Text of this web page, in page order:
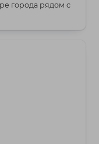
города рядом с